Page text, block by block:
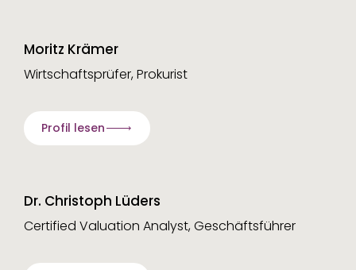
Moritz Krämer
Wirtschaftsprüfer, Prokurist
Profil lesen
Dr. Christoph Lüders
Certified Valuation Analyst, Geschäftsführer